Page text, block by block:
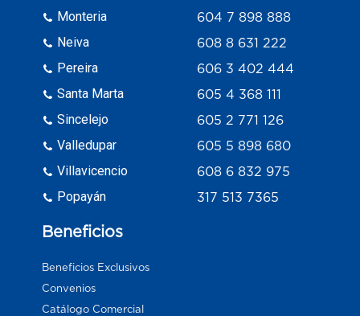
Monteria
Neiva
Pereira
Santa Marta
Sincelejo
Valledupar
Villavicencio
Popayán
604 7 898 888
608 8 631 222
606 3 402 444
605 4 368 111
605 2 771 126
605 5 898 680
608 6 832 975
317 513 7365
Beneficios
Beneficios Exclusivos
Convenios
Catálogo Comercial